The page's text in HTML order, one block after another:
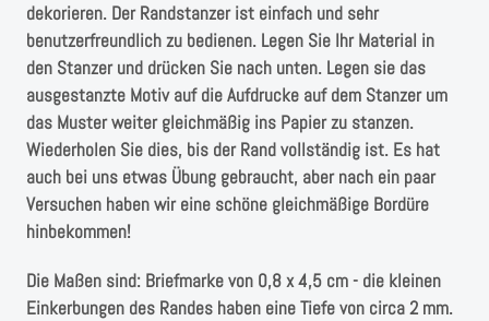
dekorieren. Der Randstanzer ist einfach und sehr
benutzerfreundlich zu bedienen. Legen Sie Ihr Material in
den Stanzer und drücken Sie nach unten. Legen sie das
ausgestanzte Motiv auf die Aufdrucke auf dem Stanzer um
das Muster weiter gleichmäßig ins Papier zu stanzen.
Wiederholen Sie dies, bis der Rand vollständig ist. Es hat
auch bei uns etwas Übung gebraucht, aber nach ein paar
Versuchen haben wir eine schöne gleichmäßige Bordüre
hinbekommen!
Die Maßen sind: Briefmarke von 0,8 x 4,5 cm - die kleinen
Einkerbungen des Randes haben eine Tiefe von circa 2 mm.